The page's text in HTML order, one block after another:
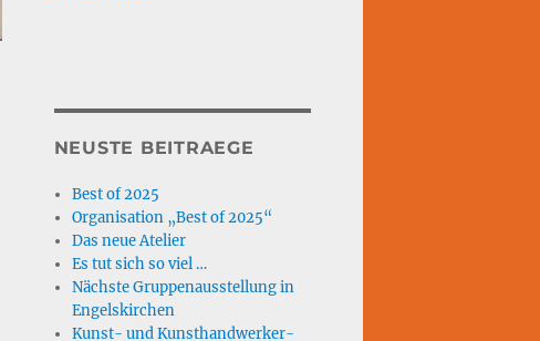
NEUSTE BEITRAEGE
Best of 2025
Organisation „Best of 2025“
Das neue Atelier
Es tut sich so viel …
Nächste Gruppenausstellung in
Engelskirchen
Kunst- und Kunsthandwerker-